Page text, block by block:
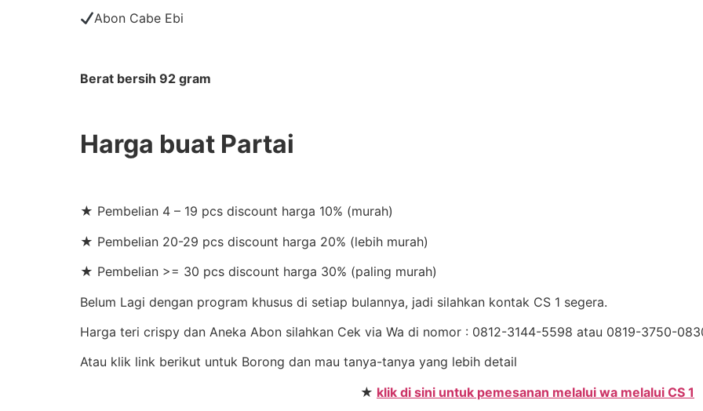
Abon Cabe Ebi
Berat bersih 92 gram
Harga buat Partai
★ Pembelian 4 – 19 pcs discount harga 10% (murah)
★ Pembelian 20-29 pcs discount harga 20% (lebih murah)
★ Pembelian >= 30 pcs discount harga 30% (paling murah)
Belum Lagi dengan program khusus di setiap bulannya, jadi silahkan kontak CS 1 segera.
Harga teri crispy dan Aneka Abon silahkan Cek via Wa di nomor : 0812-3144-5598 atau 0819-3750-
Atau klik link berikut untuk Borong dan mau tanya-tanya yang lebih detail
★ klik di sini untuk pemesanan melalui wa melalui CS 1